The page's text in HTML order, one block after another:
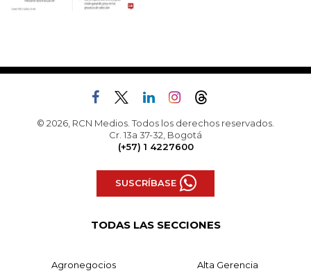
© 2026, RCN Medios. Todos los derechos reservados.
Cr. 13a 37-32, Bogotá
(+57) 1 4227600
SUSCRÍBASE
TODAS LAS SECCIONES
Agronegocios Alta Gerencia